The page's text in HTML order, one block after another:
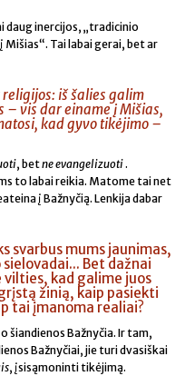
daug inercijos, „tradicinio
Mišias“. Tai labai gerai, bet ar
iš šalies galim
vis dar einame į Mišias,
kad gyvo tikėjimo –
, betne evangelizuoti.
to labai reikia. Matome tai net
į Bažnyčią. Lenkija dabar
svarbus mums jaunimas,
Bet dažnai
kad galime juos
žinią, kaip pasiekti
tai įmanoma realiai?
šiandienos Bažnyčia. Ir tam,
Bažnyčiai, jie turi dvasiškai
, įsisąmoninti tikėjimą.